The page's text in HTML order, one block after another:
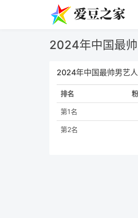
2024年中国最
2024年中国最帅男艺
排名
第1名
第2名